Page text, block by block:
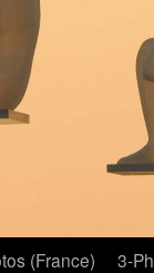
(France) 3-